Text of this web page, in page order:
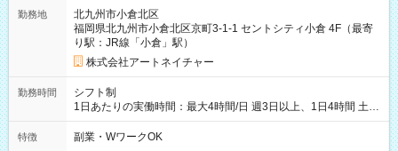
勤務地
北九州市小倉北区
福岡県北九州市小倉北区京町3-1-1 セントシティ小倉 4F（最寄
り駅：JR線「小倉」駅）
株式会社アートネイチャー
勤務時間
シフト制
1日あたりの実働時間：最大4時間/日 週3日以上、1日4時間 土曜
や日曜のお休みも応相談 16:05～20:05 「昼間のレジの仕事とW
ワークで働きたい」 「夕食後の空いている時間を有効活用した
特徴 副業・WワークOK